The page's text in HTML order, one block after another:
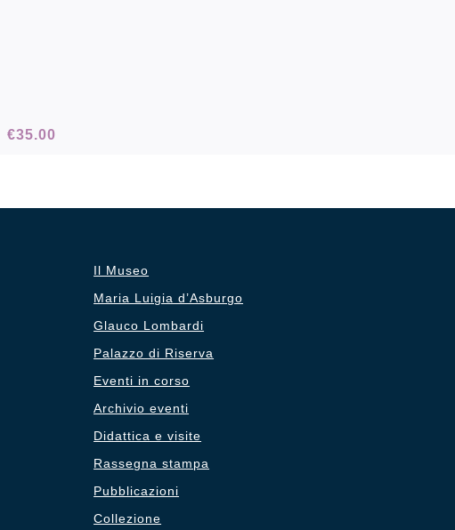
€35.00
Il Museo
Maria Luigia d’Asburgo
Glauco Lombardi
Palazzo di Riserva
Eventi in corso
Archivio eventi
Didattica e visite
Rassegna stampa
Pubblicazioni
Collezione